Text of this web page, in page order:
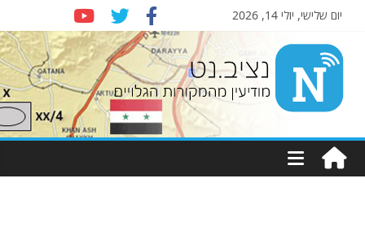
יום שלישי, יולי 14, 2026
Nziv.net
מודיעין
מהמקורות